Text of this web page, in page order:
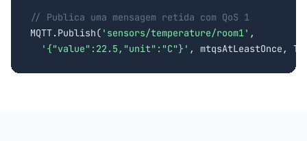
// Publica uma mensagem retida com QoS 1
MQTT.Publish( 'sensors/temperature/room1' ,
'{"value":22.5,"unit":"C"}' , mtqsAtLeastOnce,